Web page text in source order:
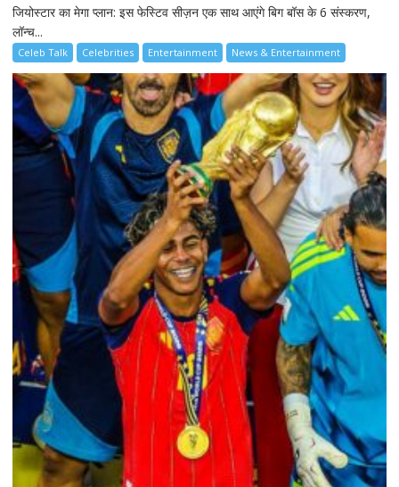
जियोस्टार का मेगा प्लान: इस फेस्टिव सीज़न एक साथ आएंगे बिग बॉस के 6 संस्करण,
लॉन्च...
Celeb Talk Celebrities Entertainment News & Entertainment